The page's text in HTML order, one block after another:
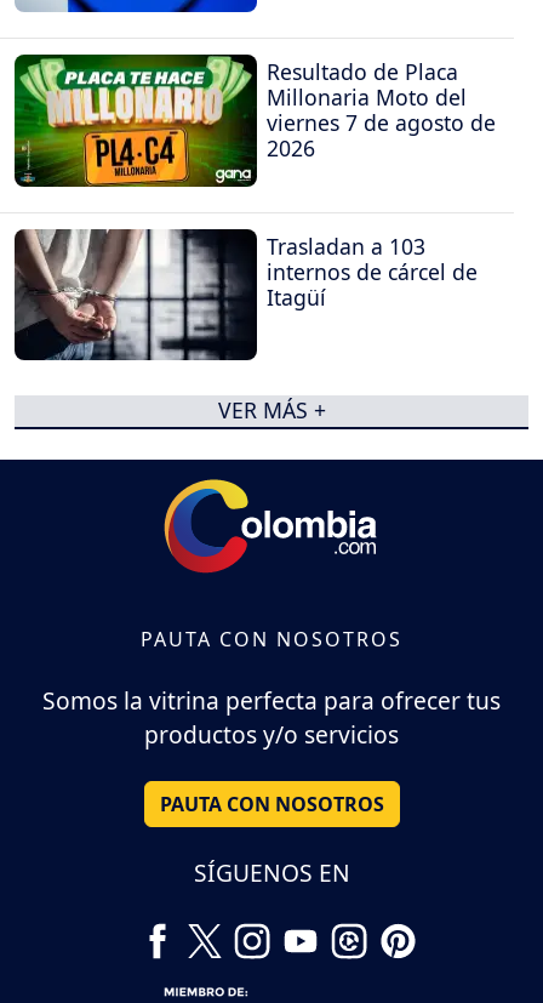
Resultado de Placa
Millonaria Moto del
viernes 7 de agosto de
2026
Trasladan a 103
internos de cárcel de
Itagüí
VER MÁS +
PAUTA CON NOSOTROS
Somos la vitrina perfecta para ofrecer tus
productos y/o servicios
PAUTA CON NOSOTROS
SÍGUENOS EN